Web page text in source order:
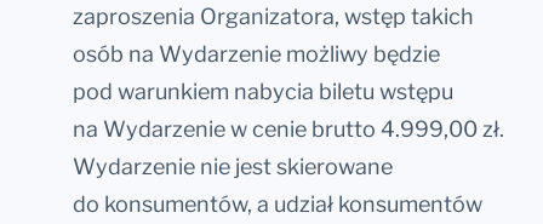
zaproszenia Organizatora, wstęp takich
osób na Wydarzenie możliwy będzie
pod warunkiem nabycia biletu wstępu
na Wydarzenie w cenie brutto 4.999,00 zł.
Wydarzenie nie jest skierowane
do konsumentów, a udział konsumentów